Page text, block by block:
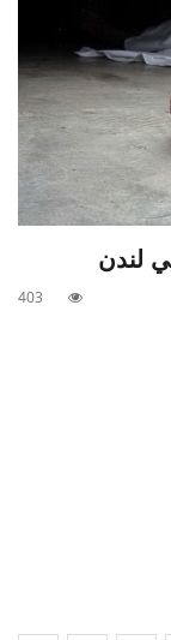
لندن
403